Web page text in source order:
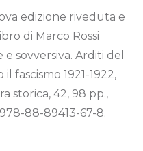
edizione riveduta e
di Marco Rossi
sovversiva. Arditi del
fascismo 1921-1922,
storica, 42, 98 pp.,
88-89413-67-8.